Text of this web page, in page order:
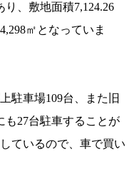
り、敷地面積7,124.26
4,298㎡となっていま
駐車場109台、また旧
も27台駐車することが
ているので、車で買い